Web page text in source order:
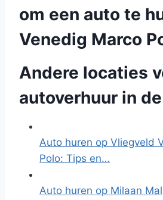
om een auto te
Venedig Marco
Andere locaties
autoverhuur in
Auto huren op Vliegveld
Polo: Tips en…
Auto huren op Milaan